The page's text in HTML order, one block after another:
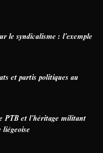
le syndicalisme : l’exemple
et partis politiques au
PTB et l’héritage militant
liégeoise